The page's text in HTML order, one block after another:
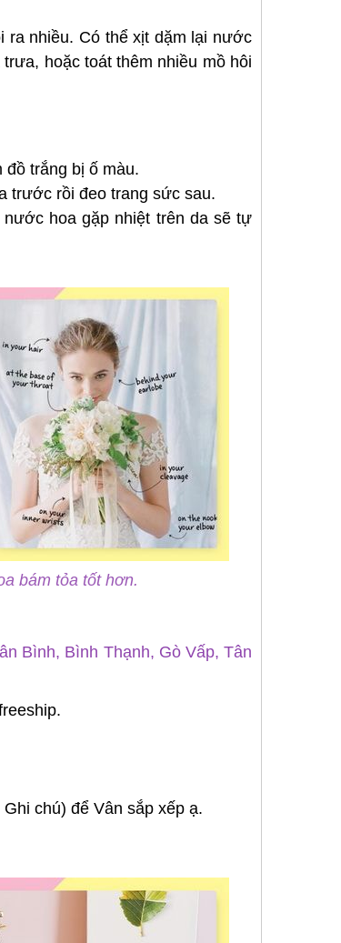
ra nhiều. Có thể xịt dặm lại nước
hoặc toát thêm nhiều mồ hôi
trắng bị ố màu.
trước rồi đeo trang sức sau.
hoa gặp nhiệt trên da sẽ tự
bám tỏa tốt hơn.
Bình, Bình Thạnh, Gò Vấp, Tân
chú) để Vân sắp xếp ạ.